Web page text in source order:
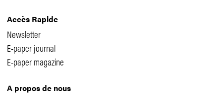
Accès Rapide
Newsletter
E-paper journal
E-paper magazine
A propos de nous